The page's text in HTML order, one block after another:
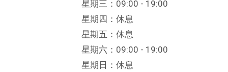
星期三：09:00 - 19:00
星期四：休息
星期五：休息
星期六：09:00 - 19:00
星期日：休息